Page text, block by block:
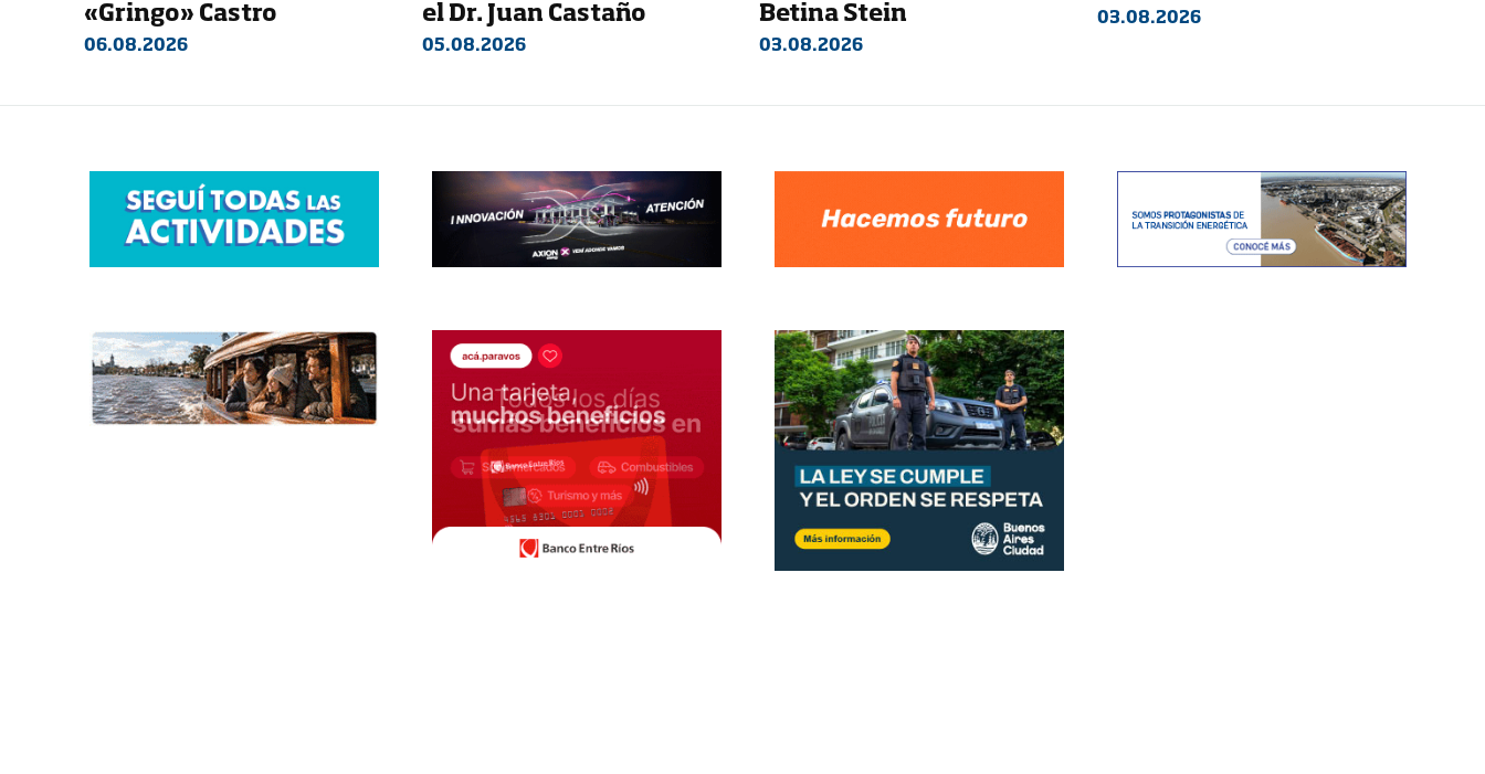
«Gringo» Castro
06.08.2026
el Dr. Juan Castaño
05.08.2026
Betina Stein
03.08.2026
03.08.2026